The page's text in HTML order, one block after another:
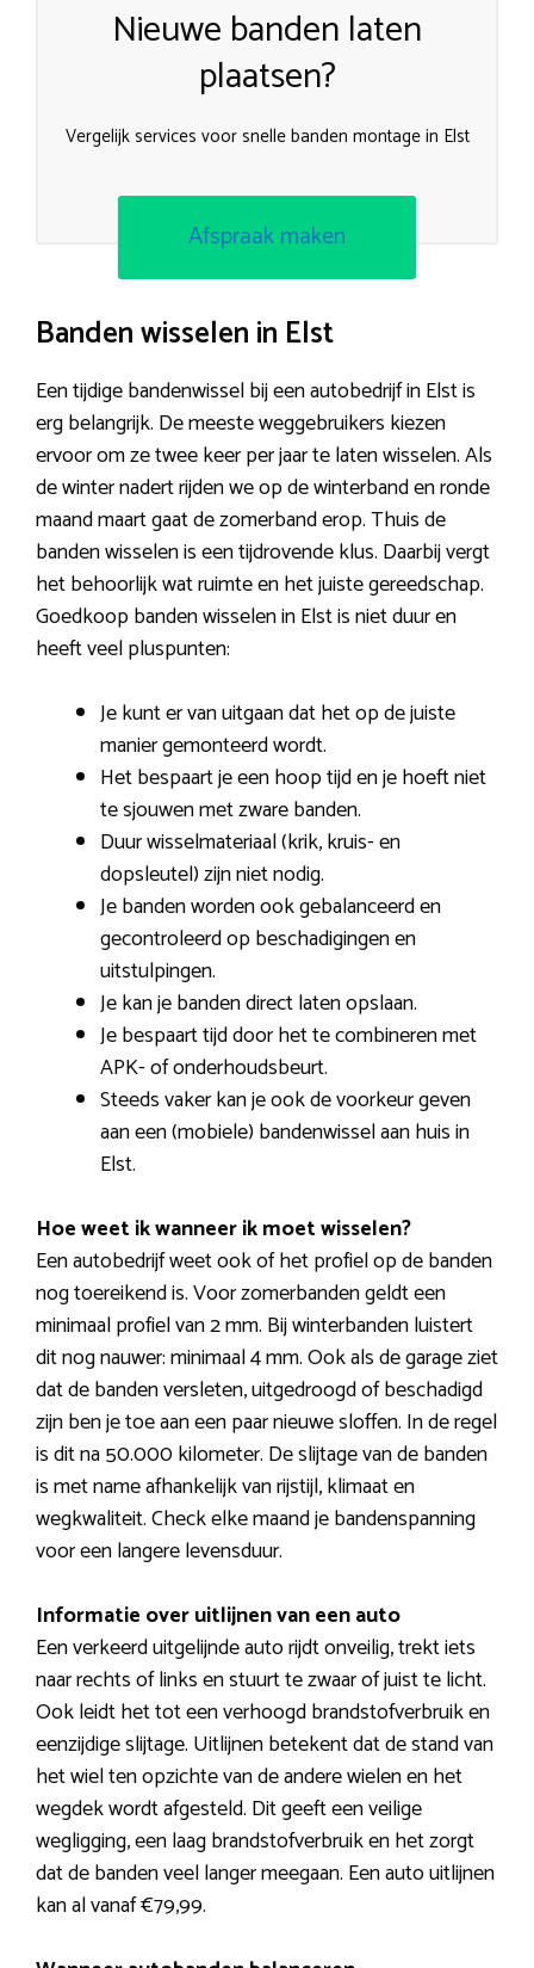
Nieuwe banden laten
plaatsen?
Vergelijk services voor snelle banden montage in Elst
Afspraak maken
Banden wisselen in Elst
Een tijdige bandenwissel bij een autobedrijf in Elst is
erg belangrijk. De meeste weggebruikers kiezen
ervoor om ze twee keer per jaar te laten wisselen. Als
de winter nadert rijden we op de winterband en ronde
maand maart gaat de zomerband erop. Thuis de
banden wisselen is een tijdrovende klus. Daarbij vergt
het behoorlijk wat ruimte en het juiste gereedschap.
Goedkoop banden wisselen in Elst is niet duur en
heeft veel pluspunten:
Je kunt er van uitgaan dat het op de juiste
manier gemonteerd wordt.
Het bespaart je een hoop tijd en je hoeft niet
te sjouwen met zware banden.
Duur wisselmateriaal (krik, kruis- en
dopsleutel) zijn niet nodig.
Je banden worden ook gebalanceerd en
gecontroleerd op beschadigingen en
uitstulpingen.
Je kan je banden direct laten opslaan.
Je bespaart tijd door het te combineren met
APK- of onderhoudsbeurt.
Steeds vaker kan je ook de voorkeur geven
aan een (mobiele) bandenwissel aan huis in
Elst.
Hoe weet ik wanneer ik moet wisselen?
Een autobedrijf weet ook of het profiel op de banden
nog toereikend is. Voor zomerbanden geldt een
minimaal profiel van 2 mm. Bij winterbanden luistert
dit nog nauwer: minimaal 4 mm. Ook als de garage ziet
dat de banden versleten, uitgedroogd of beschadigd
zijn ben je toe aan een paar nieuwe sloffen. In de regel
is dit na 50.000 kilometer. De slijtage van de banden
is met name afhankelijk van rijstijl, klimaat en
wegkwaliteit. Check elke maand je bandenspanning
voor een langere levensduur.
Informatie over uitlijnen van een auto
Een verkeerd uitgelijnde auto rijdt onveilig, trekt iets
naar rechts of links en stuurt te zwaar of juist te licht.
Ook leidt het tot een verhoogd brandstofverbruik en
eenzijdige slijtage. Uitlijnen betekent dat de stand van
het wiel ten opzichte van de andere wielen en het
wegdek wordt afgesteld. Dit geeft een veilige
wegligging, een laag brandstofverbruik en het zorgt
dat de banden veel langer meegaan. Een auto uitlijnen
kan al vanaf €79,99.